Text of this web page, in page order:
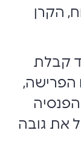
הקרן
קבלת
גם טרם הפרישה,
את גובה